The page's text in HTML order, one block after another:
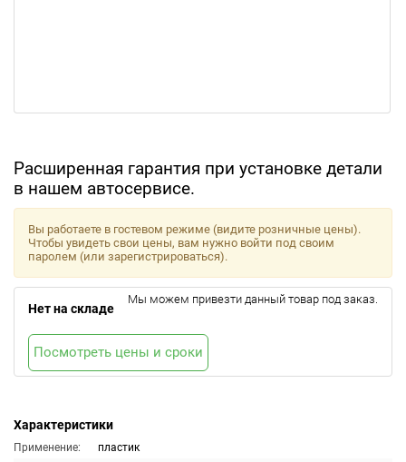
Расширенная гарантия при установке детали
в нашем автосервисе.
Характеристики
Применение:
пластик
Вы работаете в гостевом режиме (видите розничные цены).
Чтобы увидеть свои цены, вам нужно войти под своим
паролем (или зарегистрироваться).
Нет на складе
Мы можем привезти данный товар под заказ.
Посмотреть цены и сроки